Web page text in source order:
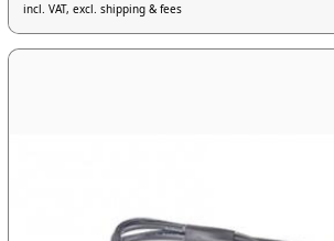
incl. VAT, excl. shipping & fees